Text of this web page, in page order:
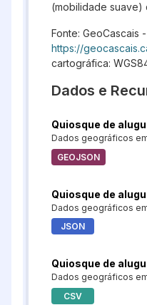
(mobilidade suave)
Fonte: GeoCascais -
https://
cartográfica:
Dados e
Quiosque de
Dados geográficos
GEOJSON
Quiosque de
Dados geográficos
JSON
Quiosque de
Dados geográficos
CSV